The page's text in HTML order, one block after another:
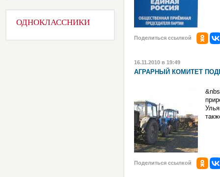
ОДНОКЛАССНИКИ
Поделиться ссылкой
16.11.2010 в 19:49
АГРАРНЫЙ КОМИТЕТ
Поделиться ссылкой